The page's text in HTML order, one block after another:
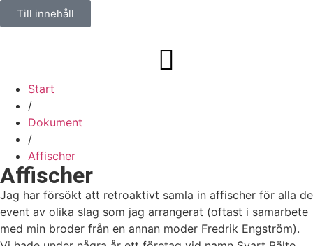
Till innehåll
Start
/
Dokument
/
Affischer
Affischer
Jag har försökt att retroaktivt samla in affischer för alla de
event av olika slag som jag arrangerat (oftast i samarbete
med min broder från en annan moder Fredrik Engström).